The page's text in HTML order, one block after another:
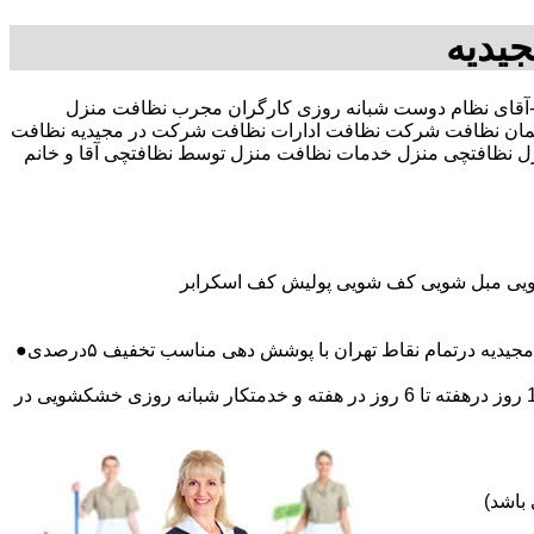
30 در صد تخفیف بیمه رایگان 09196351909-آقای نظام دوست شبانه روزی کارگران مجرب نظافت منزل
نظافت شرکت نظافت ادارات نظافت شرکت در مجیدیه نظافت
نظافتچی منزل خدمات نظافت منزل توسط نظافتچی آقا و خانم
مبل شویی کف شویی پولیش کف اسکرابر
نقاط تهران با پوشش دهی مناسب تخفیف ۵درصدی●
اعزام نظافتچی روزمزد و مهمان دار به تمام نقاط و در سراسر تهران (حرفه ای و آموزش دیده )اعزام خدمتکار ثابت روزانه (خانم)از 1 روز درهفته تا 6 روز در هفته و خدمتکار شبانه روزی خشکشویی در
باشد)